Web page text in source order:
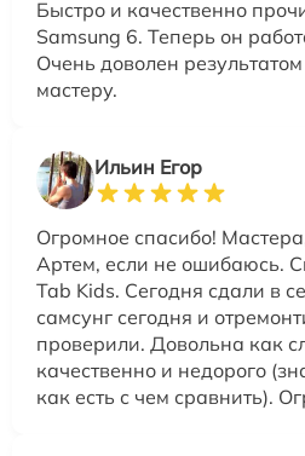
Быстро и качественно
Samsung 6. Теперь он
Очень доволен
мастеру.
Ильин Егор
Огромное спасибо!
Артем, если не ошибаюсь.
Tab Kids. Сегодня сдали в
самсунг сегодня и
проверили. Довольна как
качественно и недорого
как есть с чем сравнить).